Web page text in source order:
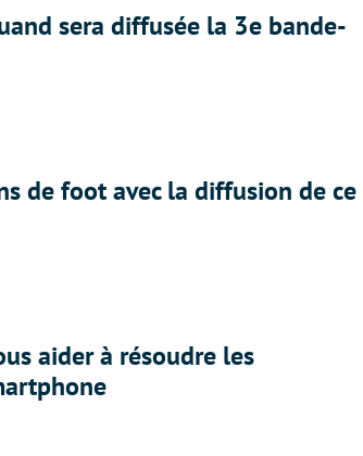
sera diffusée la 3e bande-
de foot avec la diffusion de ce
aider à résoudre les